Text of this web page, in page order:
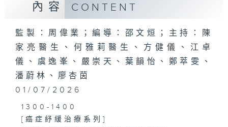
內容 CONTENT
監製：周偉業；編導：邵文烜；主持：陳
家亮醫生、何雅莉醫生、方健儀、江卓
儀、虞逸峯、嚴崇天、葉韻怡、鄭萃雯、
潘蔚林、廖杏茵
01/07/2026
1300-1400
[癌症紓緩治療系列]